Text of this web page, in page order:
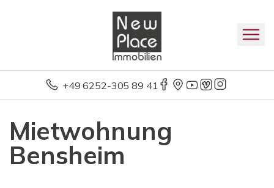
+49 6252-305 89 41
Mietwohnung
Bensheim